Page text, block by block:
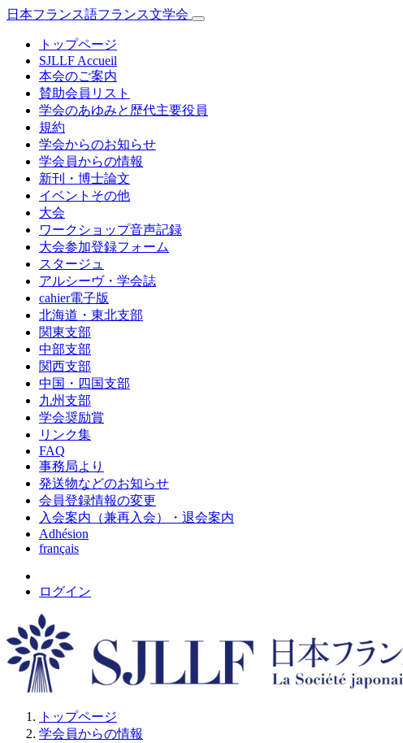
日本フランス語フランス文学会
トップページ
SJLLF Accueil
本会のご案内
賛助会員リスト
学会のあゆみと歴代主要役員
規約
学会からのお知らせ
学会員からの情報
新刊・博士論文
イベントその他
大会
ワークショップ音声記録
大会参加登録フォーム
スタージュ
アルシーヴ・学会誌
cahier電子版
北海道・東北支部
関東支部
中部支部
関西支部
中国・四国支部
九州支部
学会奨励賞
リンク集
FAQ
事務局より
発送物などのお知らせ
会員登録情報の変更
入会案内（兼再入会）・退会案内
Adhésion
français
ログイン
トップページ
学会員からの情報